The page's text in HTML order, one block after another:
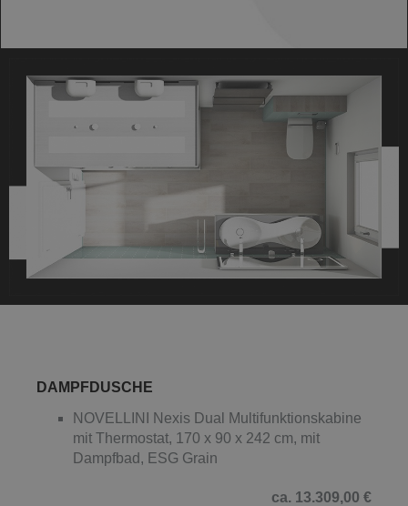
DAMPFDUSCHE
NOVELLINI Nexis Dual Multifunktionskabine
mit Thermostat, 170 x 90 x 242 cm, mit
Dampfbad, ESG Grain
ca. 13.309,00 €